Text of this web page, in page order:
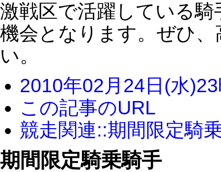
激戦区で活躍している
機会となります。ぜひ
い。
2010年02月24日(水
この記事のURL
競走関連::期間限定騎
期間限定騎乗騎手